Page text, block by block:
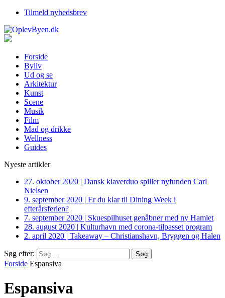
Tilmeld nyhedsbrev
Forside
Byliv
Ud og se
Arkitektur
Kunst
Scene
Musik
Film
Mad og drikke
Wellness
Guides
Nyeste artikler
27. oktober 2020 | Dansk klaverduo spiller nyfunden Carl
Nielsen
9. september 2020 | Er du klar til Dining Week i
efterårsferien?
7. september 2020 | Skuespilhuset genåbner med ny Hamlet
28. august 2020 | Kulturhavn med corona-tilpasset program
2. april 2020 | Takeaway – Christianshavn, Bryggen og Halen
Søg efter:
Forside Espansiva
Espansiva